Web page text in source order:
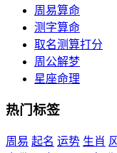
周易算命
测字算命
取名测算打分
周公解梦
星座命理
热门标签
周易 起名 运势 生肖